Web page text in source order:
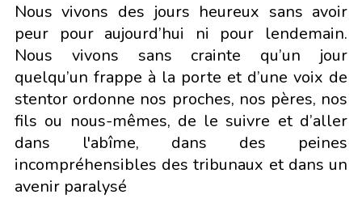
Nous vivons des jours heureux sans avoir
peur pour aujourd’hui ni pour lendemain.
Nous vivons sans crainte qu’un jour
quelqu’un frappe à la porte et d’une voix de
stentor ordonne nos proches, nos pères, nos
fils ou nous-mêmes, de le suivre et d’aller
dans l'abîme, dans des peines
incompréhensibles des tribunaux et dans un
avenir paralysé